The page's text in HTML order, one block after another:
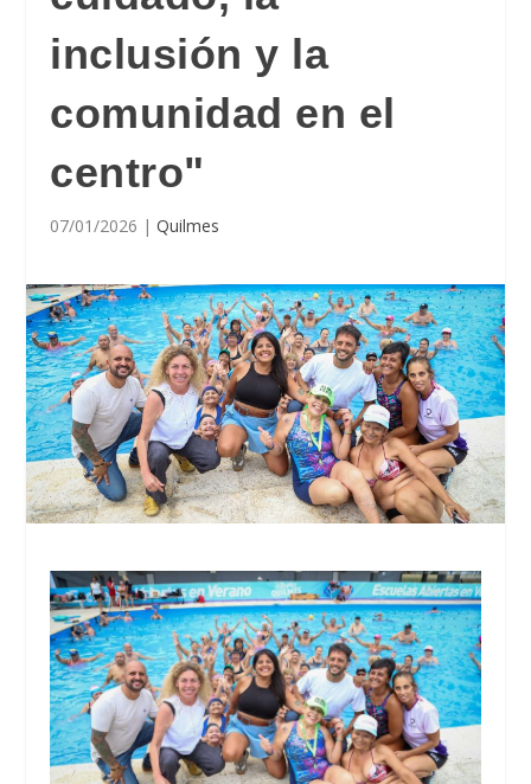
inclusión y la
comunidad en el
centro"
07/01/2026 |Quilmes